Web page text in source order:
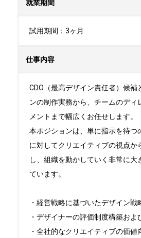
就業期間
試用期間：3ヶ月
仕事内容
CDO（最高デザイン責任者）候補
ンの制作実務から、チームのディ
メントまで幅広くお任せします。
本ポジションは、単に指示を待つ
に対してクリエイティブの視点か
し、組織を動かしていく非常に大
ています。
・経営戦略に基づいたデザイン戦
・デザイナーの評価制度構築およ
・全社的なクリエイティブの価値